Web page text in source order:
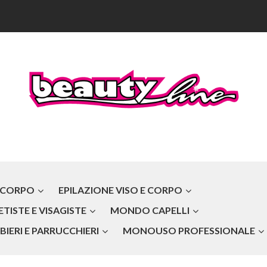
EPILAZIONE VISO E CORPO
E VISAGISTE
MONDO CAPELLI
E PARRUCCHIERI
MONOUSO PROFESSIONALE